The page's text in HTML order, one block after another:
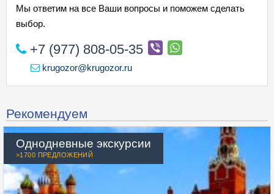
Мы ответим на все Ваши вопросы и поможем сделать
выбор.
+7 (977) 808-05-35
krugozor@krugozor.ru
Рекомендуем
Однодневные экскурсии
>1700 ПРЕДЛОЖЕНИЙ